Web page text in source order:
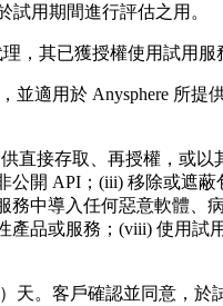
試用期間進行評估之用。
，其已獲授權使用試用服
適用於 Anysphere 所
直接存取、再授權，或
開 API；(iii) 移除或遮
中導入任何惡意軟體、
品或服務；(viii) 使用
天。客戶確認並同意，